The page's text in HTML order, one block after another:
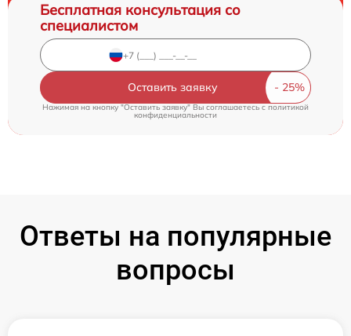
Бесплатная консультация со
специалистом
Оставить заявку
Нажимая на кнопку "Оставить заявку" Вы соглашаетесь cполитикой
конфиденциальности
Ответы на популярные
вопросы